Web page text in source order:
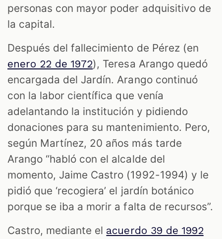
personas con mayor poder adquisitivo de
la capital.
Después del fallecimiento de Pérez (en
enero 22 de 1972), Teresa Arango quedó
encargada del Jardín. Arango continuó
con la labor científica que venía
adelantando la institución y pidiendo
donaciones para su mantenimiento. Pero,
según Martínez, 20 años más tarde
Arango “habló con el alcalde del
momento, Jaime Castro (1992-1994) y le
pidió que ‘recogiera’ el jardín botánico
porque se iba a morir a falta de recursos”.
Castro, mediante el acuerdo 39 de 1992